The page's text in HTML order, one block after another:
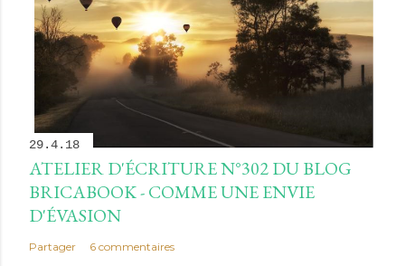
29.4.18
ATELIER D'ÉCRITURE N°302 DU BLOG
BRICABOOK - COMME UNE ENVIE
D'ÉVASION
Partager 6 commentaires